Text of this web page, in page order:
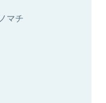
マチ